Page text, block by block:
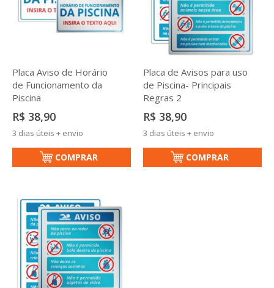
Placa Aviso de Horário
de Funcionamento da
Piscina
R$ 38,90
3 dias úteis + envio
COMPRAR
Placa de Avisos para uso
de Piscina- Principais
Regras 2
R$ 38,90
3 dias úteis + envio
COMPRAR